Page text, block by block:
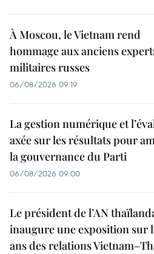
À Moscou, le Vietnam rend
hommage aux anciens
militaires russes
06/08/2026 09:19
La gestion numérique et
axée sur les résultats pour
la gouvernance du Parti
06/08/2026 09:00
Le président de l’AN
inaugure une exposition sur
ans des relations